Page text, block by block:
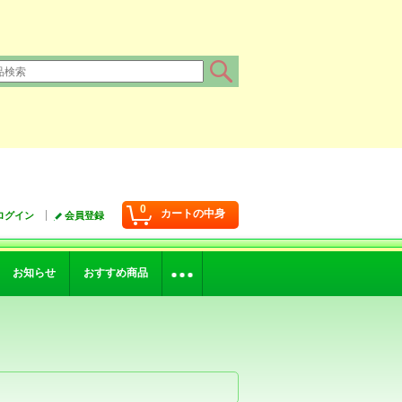
0 カートの中身
グイン 会員登録
お知らせ おすすめ商品